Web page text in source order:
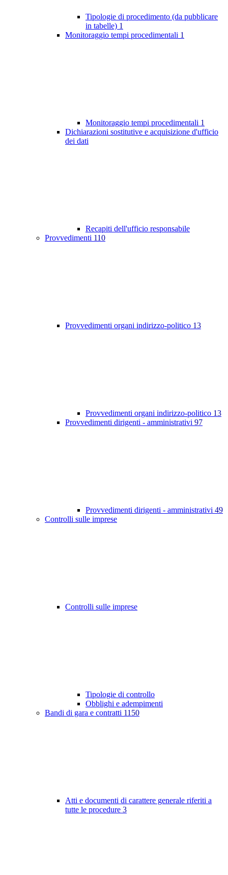
Tipologie di procedimento (da pubblicare
in tabelle) 1
Monitoraggio tempi procedimentali 1
Monitoraggio tempi procedimentali 1
Dichiarazioni sostitutive e acquisizione d'ufficio
dei dati
Recapiti dell'ufficio responsabile
Provvedimenti 110
Provvedimenti organi indirizzo-politico 13
Provvedimenti organi indirizzo-politico 13
Provvedimenti dirigenti - amministrativi 97
Provvedimenti dirigenti - amministrativi 49
Controlli sulle imprese
Controlli sulle imprese
Tipologie di controllo
Obblighi e adempimenti
Bandi di gara e contratti 1150
Atti e documenti di carattere generale riferiti a
tutte le procedure 3